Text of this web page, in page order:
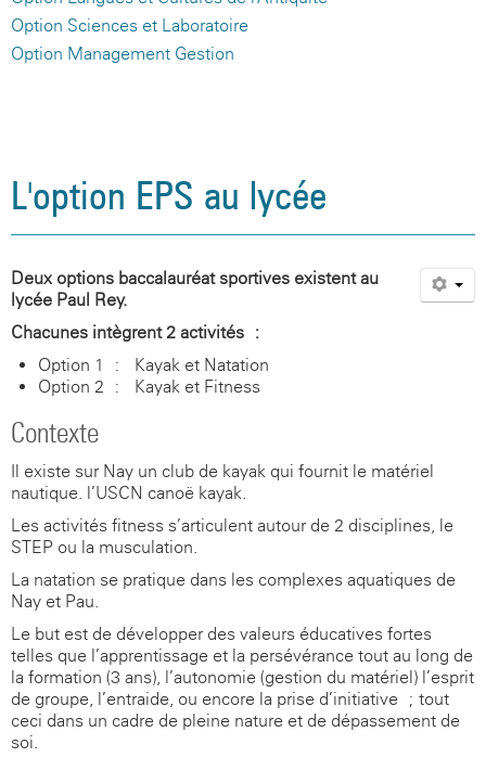
Option Sciences et Laboratoire
Option Management Gestion
L'option EPS au lycée
Deux options baccalauréat sportives existent au
lycée Paul Rey.
Chacunes intègrent 2 activités :
Option 1 : Kayak et Natation
Option 2 : Kayak et Fitness
Contexte
Il existe sur Nay un club de kayak qui fournit le matériel
nautique. l’USCN canoë-kayak.
Les activités fitness s’articulent autour de 2 disciplines, le
STEP ou la musculation.
La natation se pratique dans les complexes aquatiques de
Nay et Pau.
Le but est de développer des valeurs éducatives fortes
telles que l’apprentissage et la persévérance tout au long de
la formation (3 ans), l’autonomie (gestion du matériel) l’esprit
de groupe, l’entraide, ou encore la prise d’initiative ; tout
ceci dans un cadre de pleine nature et de dépassement de
soi.